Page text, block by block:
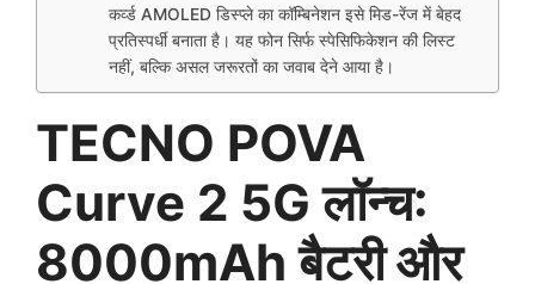
कर्व्ड AMOLED डिस्प्ले का कॉम्बिनेशन इसे मिड-रेंज में बेहद
प्रतिस्पर्धी बनाता है। यह फोन सिर्फ स्पेसिफिकेशन की लिस्ट
नहीं, बल्कि असल जरूरतों का जवाब देने आया है।
TECNO POVA
Curve 2 5G लॉन्च:
8000mAh बैटरी और